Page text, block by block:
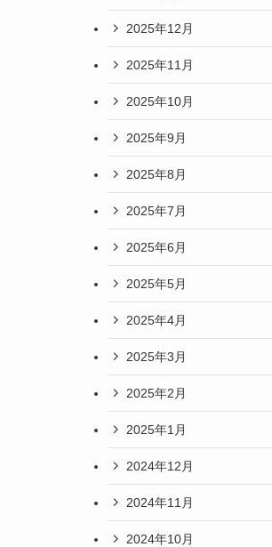
2025年12月
2025年11月
2025年10月
2025年9月
2025年8月
2025年7月
2025年6月
2025年5月
2025年4月
2025年3月
2025年2月
2025年1月
2024年12月
2024年11月
2024年10月